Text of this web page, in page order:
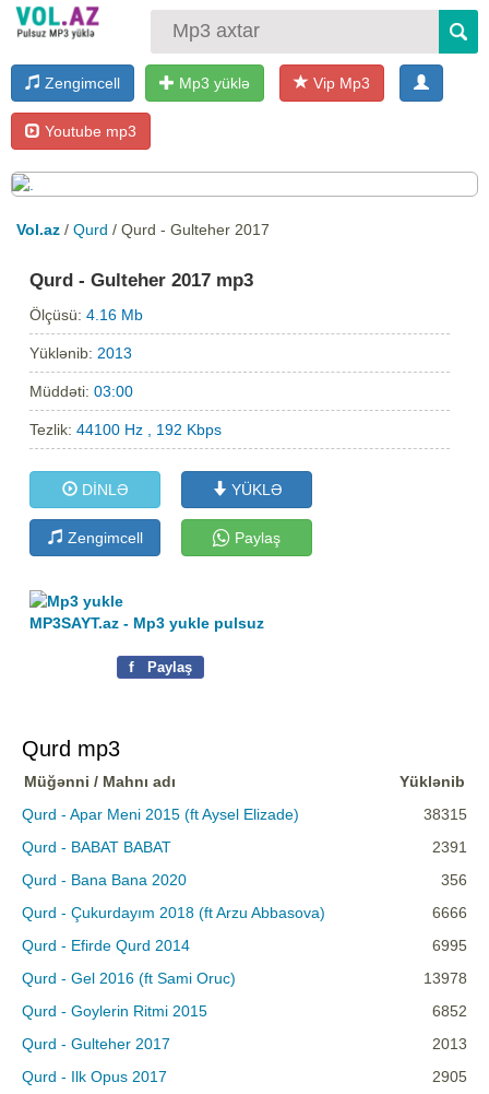
Zengimcell Mp3 yüklə Vip Mp3
Youtube mp3
Vol.az / Qurd / Qurd - Gulteher 2017
Qurd - Gulteher 2017 mp3
Ölçüsü:4.16 Mb
Yüklənib: 2013
Müddəti:03:00
Tezlik:44100 Hz , 192 Kbps
DİNLƏ YÜKLƏ
Zengimcell Paylaş
MP3SAYT.az - Mp3 yukle pulsuz
f Paylaş
Qurd mp3
Müğənni / Mahnı adı
Yüklənib
Qurd - Apar Meni 2015 (ft Aysel Elizade)
38315
Qurd - BABAT BABAT
2391
Qurd - Bana Bana 2020
356
Qurd - Çukurdayım 2018 (ft Arzu Abbasova)
6666
Qurd - Efirde Qurd 2014
6995
Qurd - Gel 2016 (ft Sami Oruc)
13978
Qurd - Goylerin Ritmi 2015
6852
Qurd - Gulteher 2017
2013
Qurd - Ilk Opus 2017
2905